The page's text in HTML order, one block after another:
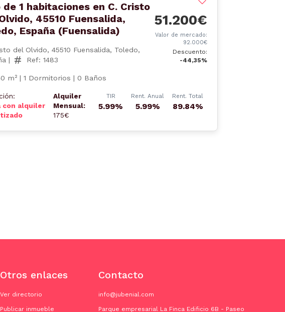
de 1 habitaciones en C. Cristo
45510 Fuensalida,
España (Fuensalida)
del Olvido, 45510 Fuensalida, Toledo,
|
Ref: 1483
m² | 1 Dormitorios | 0 Baños
51.200€
Valor de mercado:
92.000€
Descuento:
-44,35%
con alquiler
Alquiler
Mensual:
175€
TIR
5.99%
Rent. Anual
5.99%
Rent. Total
89.84%
Otros enlaces
Ver directorio
Publicar inmueble
Contacto
info@jubenial.com
Parque empresarial La Finca Edificio 6B - Paseo